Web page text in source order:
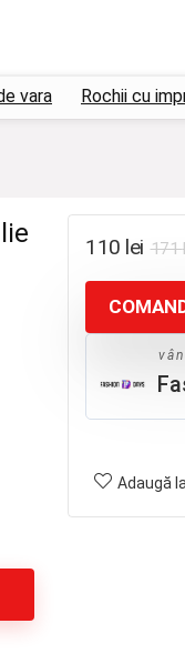
vara Rochii cu
171
110 lei
Adaugă